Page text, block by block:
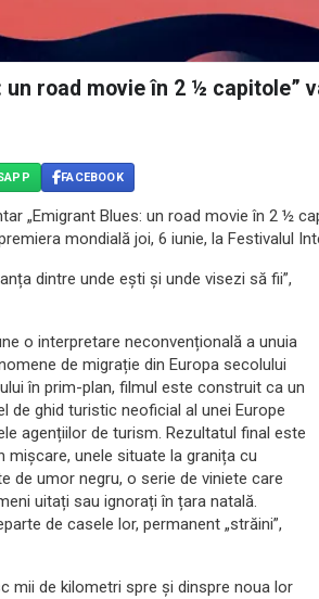
un road movie în 2 ½ capitole”
FACEBOOK
„Emigrant Blues: un road movie în 2 ½
mondială joi, 6 iunie, la Festivalul
dintre unde ești și unde visezi să fii”,
o interpretare neconvențională a unuia
de migrație din Europa secolului
în prim-plan, filmul este construit ca un
de ghid turistic neoficial al unei Europe
agențiilor de turism. Rezultatul final este
mișcare, unele situate la granița cu
de umor negru, o serie de viniete care
uitați sau ignorați în țara natală.
de casele lor, permanent „străini”,
mii de kilometri spre și dinspre noua lor